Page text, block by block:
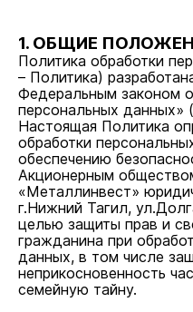
1. ОБЩИЕ
Политика обработки
– Политика)
Федеральным законом
персональных данных»
Настоящая Политика
обработки
обеспечению
Акционерным
«Металлинвест»
г.Нижний Тагил,
целью защиты прав и
гражданина при
данных, в том числе
неприкосновенность
семейную тайну.